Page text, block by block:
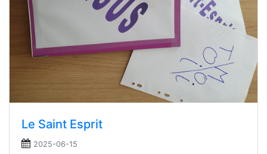
Le Saint Esprit
2025-06-15